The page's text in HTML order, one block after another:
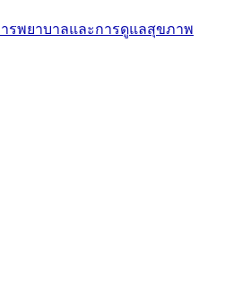
ารพยาบาลและการดูแลสุขภาพ